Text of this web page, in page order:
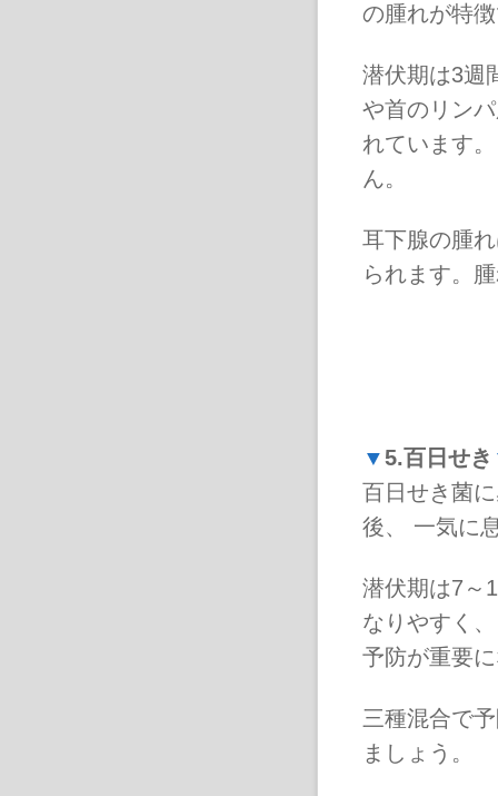
の腫れが特
潜伏期は3週
や首のリン
れています
ん。
耳下腺の腫
られます。
▼5.百日せき
百日せき菌
後、 一気に
潜伏期は7～
なりやすく
予防が重要
三種混合で
ましょう。